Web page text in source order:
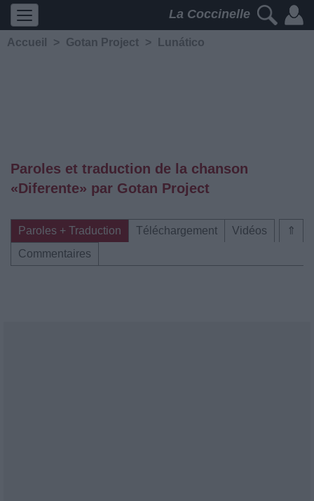
La Coccinelle
Accueil > Gotan Project > Lunático
Paroles et traduction de la chanson
«Diferente» par Gotan Project
⇑
Paroles + Traduction Téléchargement
Vidéos
Commentaires